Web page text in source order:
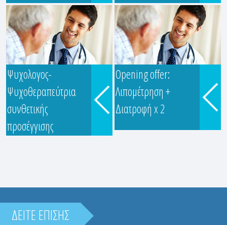
Ψυχολογος-
Ψυχοθεραπεύτρια
συνθετικής
προσέγγισης
ΠΑΝΑΓΙΩΤΟΥ ΘΕΟΠΟΥΛΑ
Ευρυδάμαντος & Λαγουμιτζή
Κωνστ...
Opening offer:
Λιπομέτρηση +
Διατροφή x 2
ΔΕΙΤΕ ΕΠΙΣΗΣ